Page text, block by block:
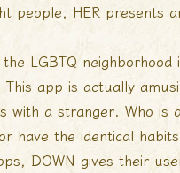
HER presents
LGBTQ neighborhood
app is actually
with a stranger. Who
have the identical
DOWN gives their